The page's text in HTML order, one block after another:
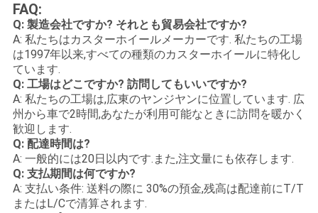
FAQ:
Q: 製造会社ですか? それとも貿易会社ですか?
A: 私たちはカスターホイールメーカーです. 私たちの工場
は1997年以来,すべての種類のカスターホイールに特化し
ています.
Q: 工場はどこですか? 訪問してもいいですか?
A: 私たちの工場は,広東のヤンジヤンに位置しています. 広
州から車で2時間,あなたが利用可能なときに訪問を暖かく
歓迎します.
Q: 配達時間は?
A: 一般的には20日以内です.また,注文量にも依存します.
Q: 支払期間は何ですか?
A: 支払い条件: 送料の際に 30%の預金,残高は配達前にT/T
またはL/Cで清算されます.